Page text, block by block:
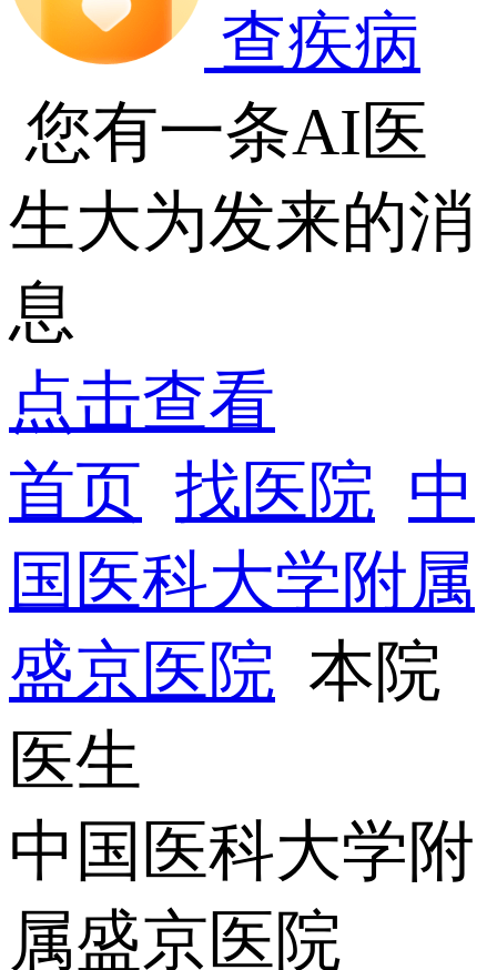
查疾病
您有一条AI医
生大为发来的消
息
点击查看
首页 找医院 中
国医科大学附属
盛京医院 本院
医生
中国医科大学附
属盛京医院